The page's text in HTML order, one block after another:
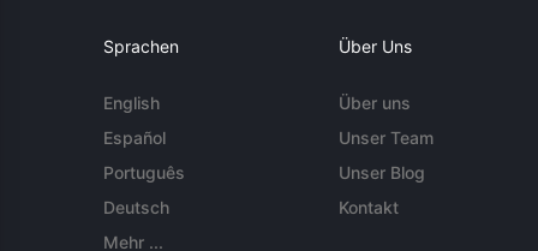
Sprachen
English
Español
Português
Deutsch
Mehr ...
Über Uns
Über uns
Unser Team
Unser Blog
Kontakt